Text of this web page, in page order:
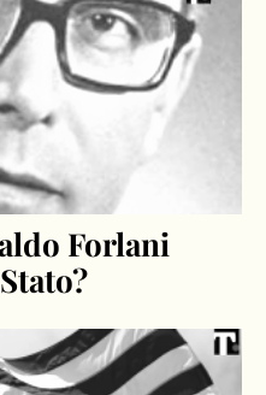
Forlani